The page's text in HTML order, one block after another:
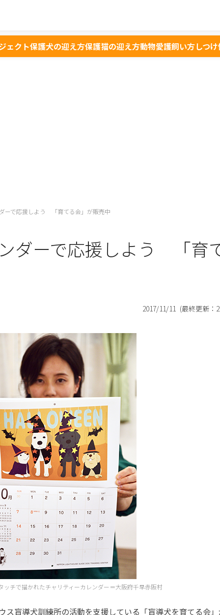
ェクト保護犬の迎え方保護猫の迎え方動物愛護飼い方しつけ
ーで応援しよう 「育てる会」が販売中
ダーで応援しよう 「育
2017/11/11 (最終更新：
ッチで描かれたチャリティーカレンダー＝大阪府千早赤阪村
盲導犬訓練所の活動を支援している「盲導犬を育てる会